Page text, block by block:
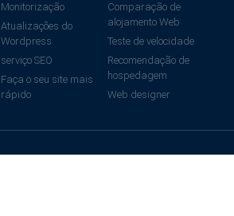
Monitorização
Atualizações do
Wordpress
serviço SEO
Faça o seu site mais
rápido
Comparação de
alojamento Web
Teste de velocidade
Recomendação de
hospedagem
Web designer